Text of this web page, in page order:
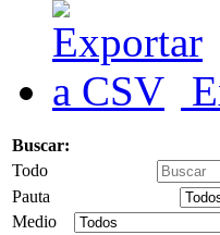
Buscar:
Todo
Pauta
Medio